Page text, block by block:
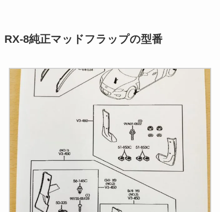
RX-8純正マッドフラップの型番